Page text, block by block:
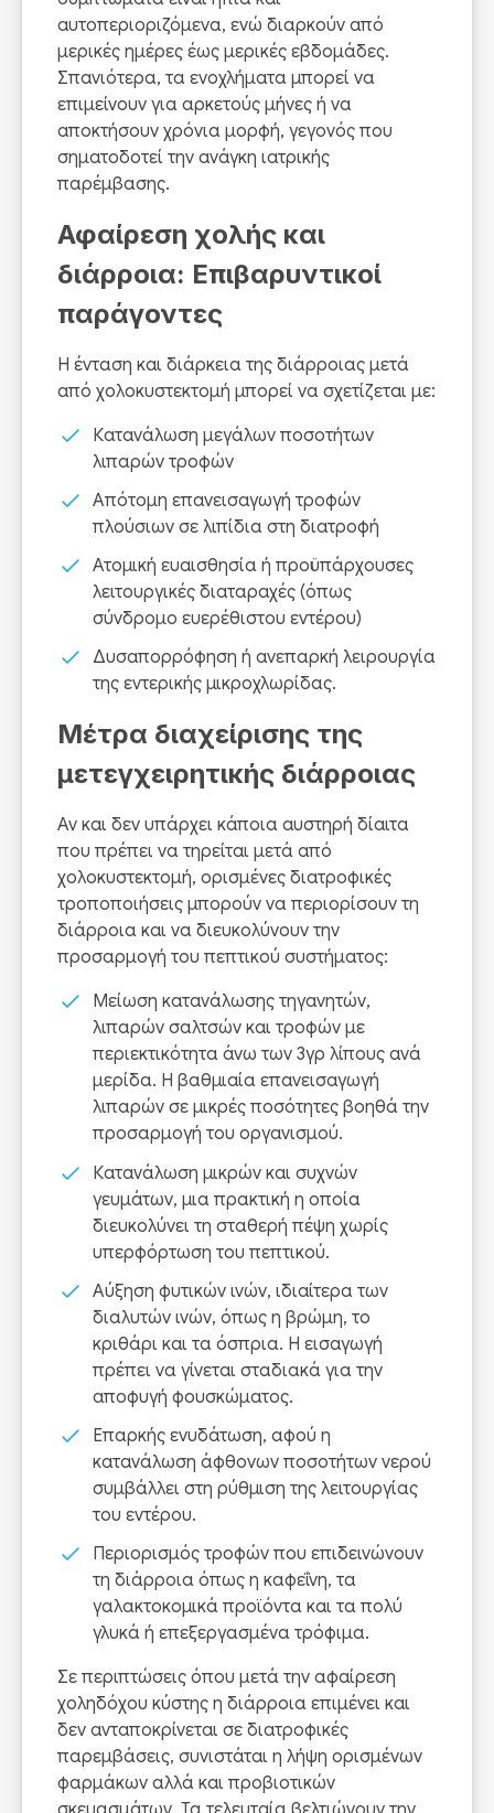
αυτοπεριοριζόμενα, ενώ διαρκούν από
μερικές ημέρες έως μερικές εβδομάδες.
Σπανιότερα, τα ενοχλήματα μπορεί να
επιμείνουν για αρκετούς μήνες ή να
αποκτήσουν χρόνια μορφή, γεγονός που
σηματοδοτεί την ανάγκη ιατρικής
παρέμβασης.
Αφαίρεση χολής και
διάρροια: Επιβαρυντικοί
παράγοντες
Η ένταση και διάρκεια της διάρροιας μετά
από χολοκυστεκτομή μπορεί να σχετίζεται με:
Κατανάλωση μεγάλων ποσοτήτων
λιπαρών τροφών
Απότομη επανεισαγωγή τροφών
πλούσιων σε λιπίδια στη διατροφή
Ατομική ευαισθησία ή προϋπάρχουσες
λειτουργικές διαταραχές (όπως
σύνδρομο ευερέθιστου εντέρου)
Δυσαπορρόφηση ή ανεπαρκή λειρουργία
της εντερικής μικροχλωρίδας.
Μέτρα διαχείρισης της
μετεγχειρητικής διάρροιας
Αν και δεν υπάρχει κάποια αυστηρή δίαιτα
που πρέπει να τηρείται μετά από
χολοκυστεκτομή, ορισμένες διατροφικές
τροποποιήσεις μπορούν να περιορίσουν τη
διάρροια και να διευκολύνουν την
προσαρμογή του πεπτικού συστήματος:
Μείωση κατανάλωσης τηγανητών,
λιπαρών σαλτσών και τροφών με
περιεκτικότητα άνω των 3γρ λίπους ανά
μερίδα. Η βαθμιαία επανεισαγωγή
λιπαρών σε μικρές ποσότητες βοηθά την
προσαρμογή του οργανισμού.
Κατανάλωση μικρών και συχνών
γευμάτων, μια πρακτική η οποία
διευκολύνει τη σταθερή πέψη χωρίς
υπερφόρτωση του πεπτικού.
Αύξηση φυτικών ινών, ιδιαίτερα των
διαλυτών ινών, όπως η βρώμη, το
κριθάρι και τα όσπρια. Η εισαγωγή
πρέπει να γίνεται σταδιακά για την
αποφυγή φουσκώματος.
Επαρκής ενυδάτωση, αφού η
κατανάλωση άφθονων ποσοτήτων νερού
συμβάλλει στη ρύθμιση της λειτουργίας
του εντέρου.
Περιορισμός τροφών που επιδεινώνουν
τη διάρροια όπως η καφεΐνη, τα
γαλακτοκομικά προϊόντα και τα πολύ
γλυκά ή επεξεργασμένα τρόφιμα.
Σε περιπτώσεις όπου μετά την αφαίρεση
χοληδόχου κύστης η διάρροια επιμένει και
δεν ανταποκρίνεται σε διατροφικές
παρεμβάσεις, συνιστάται η λήψη ορισμένων
φαρμάκων αλλά και προβιοτικών